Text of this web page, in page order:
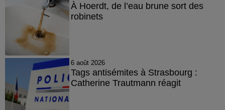
À Hoerdt, de l’eau brune sort des
robinets
6 août 2026
Tags antisémites à Strasbourg :
Catherine Trautmann réagit